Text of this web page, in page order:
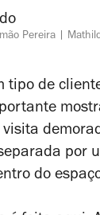
Pereira
tipo de
por
do